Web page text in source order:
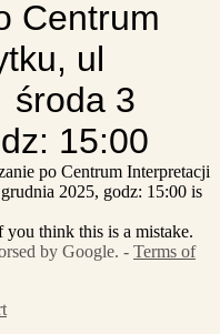
Centrum
ul
środa 3
15:00
po Centrum Interpretacji
2025, godz: 15:00 is
think this is a mistake.
by Google. - Terms of